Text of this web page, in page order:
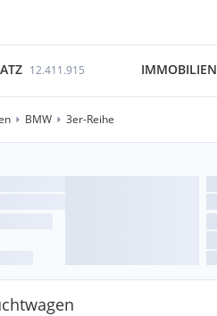
12.411.915 IMMOBILIEN
BMW 3er-Reihe